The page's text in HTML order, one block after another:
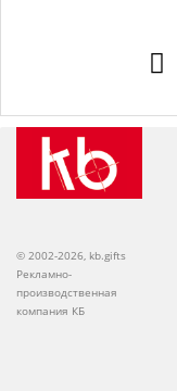
© 2002-2026, kb.gifts
Рекламно-
производственная
компания КБ